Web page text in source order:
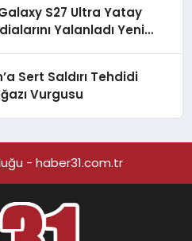
S27 Ultra Yatay
Yalanladı Yeni
Sert Saldırı Tehdidi
Vurgusu
- haber31.com.tr